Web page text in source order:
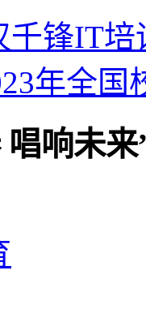
千锋IT培
年全
响未